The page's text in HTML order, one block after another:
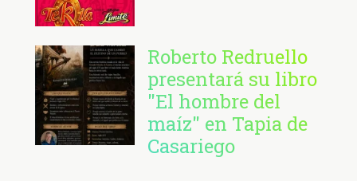
Roberto Redruello
presentará su libro
"El hombre del
maíz" en Tapia de
Casariego